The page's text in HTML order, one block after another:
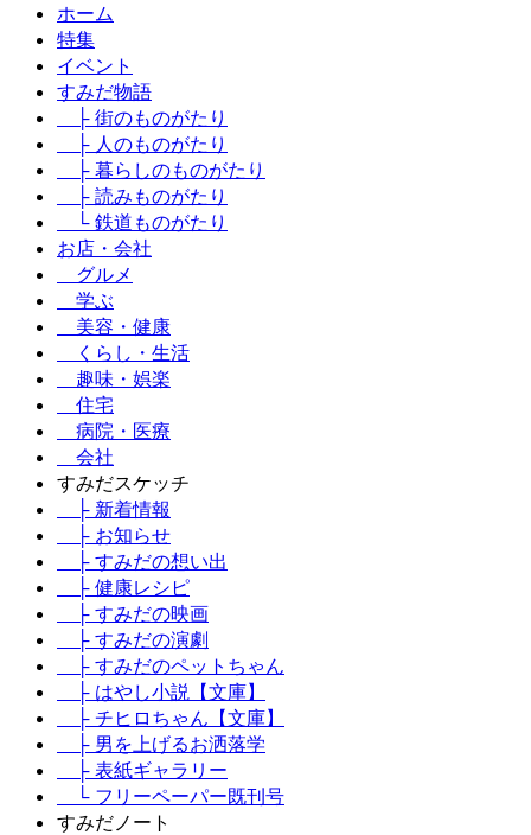
ホーム
特集
イベント
すみだ物語
├ 街のものがたり
├ 人のものがたり
├ 暮らしのものがたり
├ 読みものがたり
└ 鉄道ものがたり
お店・会社
グルメ
学ぶ
美容・健康
くらし・生活
趣味・娯楽
住宅
病院・医療
会社
すみだスケッチ
├ 新着情報
├ お知らせ
├ すみだの想い出
├ 健康レシピ
├ すみだの映画
├ すみだの演劇
├ すみだのペットちゃん
├ はやし小説【文庫】
├ チヒロちゃん【文庫】
├ 男を上げるお洒落学
├ 表紙ギャラリー
└ フリーペーパー既刊号
すみだノート